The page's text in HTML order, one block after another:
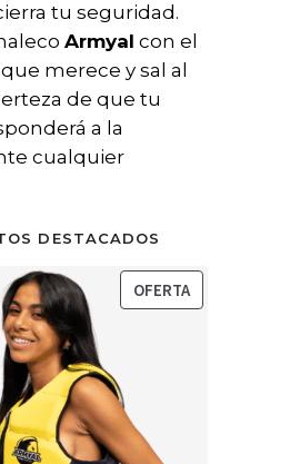
tu seguridad.
Armyal con el
merece y sal al
de que tu
a la
cualquier
DESTACADOS
OFERTAPRODUCTO